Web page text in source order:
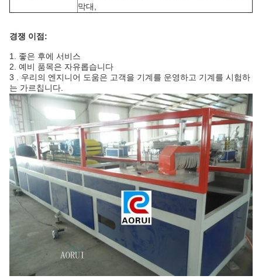
막대,
경쟁 이점:
1. 좋은 후에 서비스
2. 예비 품목은 자유롭습니다
3 . 우리의 엔지니어 도움은 고객을 기계를 운영하고 기계를 시험하
는 가르칩니다.